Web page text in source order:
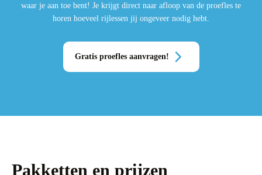
waar je aan toe bent! Je krijgt direct naar afloop van de proefles te
horen hoeveel rijlessen jij ongeveer nodig hebt.
Gratis proefles aanvragen!
Pakketten en prijzen